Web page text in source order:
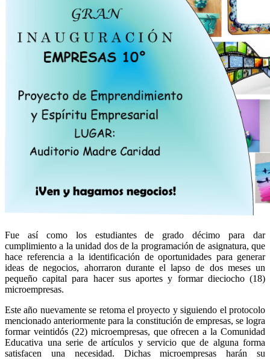
Fue así como los estudiantes de grado décimo para dar
cumplimiento a la unidad dos de la programación de asignatura, que
hace referencia a la identificación de oportunidades para generar
ideas de negocios, ahorraron durante el lapso de dos meses un
pequeño capital para hacer sus aportes y formar dieciocho (18)
microempresas.
Este año nuevamente se retoma el proyecto y siguiendo el protocolo
mencionado anteriormente para la constitución de empresas, se logra
formar veintidós (22) microempresas, que ofrecen a la Comunidad
Educativa una serie de artículos y servicio que de alguna forma
satisfacen una necesidad. Dichas microempresas harán su